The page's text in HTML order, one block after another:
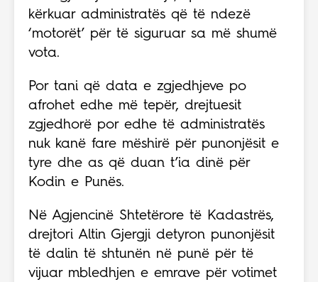
kërkuar administratës që të ndezë
‘motorët’ për të siguruar sa më shumë
vota.
Por tani që data e zgjedhjeve po
afrohet edhe më tepër, drejtuesit
zgjedhorë por edhe të administratës
nuk kanë fare mëshirë për punonjësit e
tyre dhe as që duan t’ia dinë për
Kodin e Punës.
Në Agjencinë Shtetërore të Kadastrës,
drejtori Altin Gjergji detyron punonjësit
të dalin të shtunën në punë për të
vijuar mbledhjen e emrave për votimet